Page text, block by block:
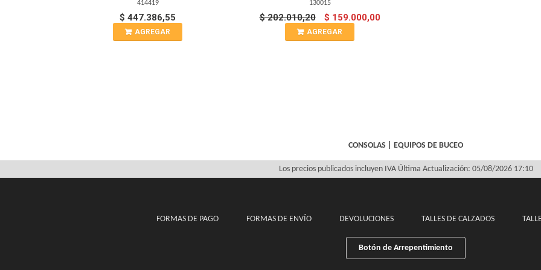
414419
$ 447.386,55
AGREGAR
130015
$ 202.010,20 $ 159.000,00
AGREGAR
CONSOLAS EQUIPOS DE BUCEO
Los precios publicados incluyen IVA Última Actualización: 05/08/2026 17:10
FORMAS DE PAGO FORMAS DE ENVÍO DEVOLUCIONES TALLES DE CALZADOS
Botón de Arrepentimiento